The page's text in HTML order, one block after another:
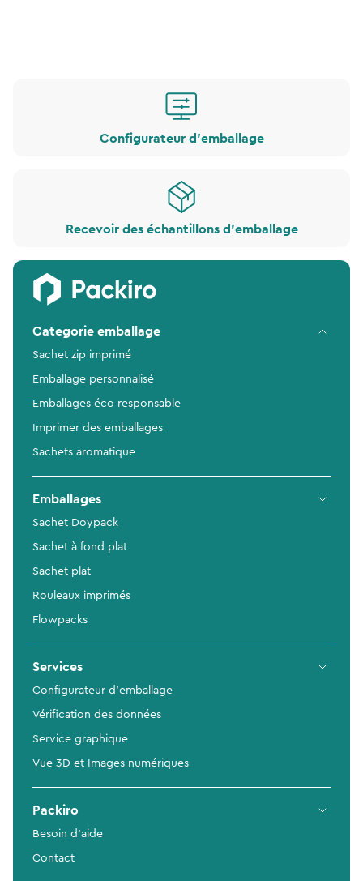
Configurateur d'emballage
Recevoir des échantillons d'emballage
Categorie emballage
Sachet zip imprimé
Emballage personnalisé
Emballages éco responsable
Imprimer des emballages
Sachets aromatique
Emballages
Sachet Doypack
Sachet à fond plat
Sachet plat
Rouleaux imprimés
Flowpacks
Services
Configurateur d'emballage
Vérification des données
Service graphique
Vue 3D et Images numériques
Packiro
Besoin d'aide
Contact